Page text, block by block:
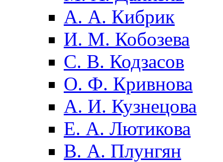
А. А. Кибрик
И. М. Кобозева
С. В. Кодзасов
О. Ф. Кривнова
А. И. Кузнецова
Е. А. Лютикова
В. А. Плунгян